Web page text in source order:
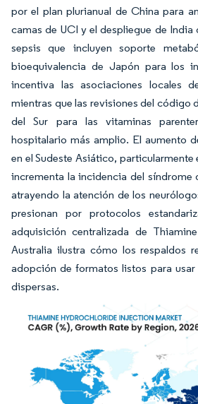
por el plan plurianual de China para
camas de UCI y el despliegue de India
sepsis que incluyen soporte
bioequivalencia de Japón para los
incentiva las asociaciones locales
mientras que las revisiones del código
del Sur para las vitaminas
hospitalario más amplio. El aumento
en el Sudeste Asiático, particularmente
incrementa la incidencia del síndrome
atrayendo la atención de los
presionan por protocolos
adquisición centralizada de
Australia ilustra cómo los respaldos
adopción de formatos listos para usar
dispersas.